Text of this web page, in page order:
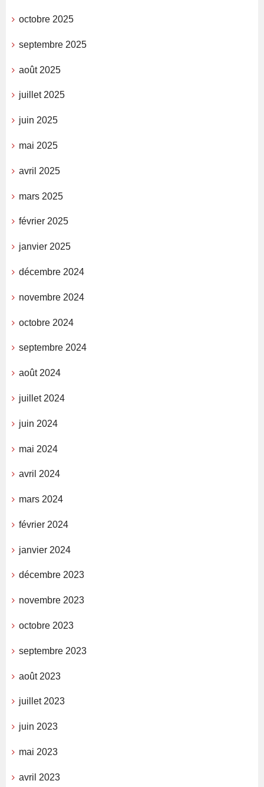
octobre 2025
septembre 2025
août 2025
juillet 2025
juin 2025
mai 2025
avril 2025
mars 2025
février 2025
janvier 2025
décembre 2024
novembre 2024
octobre 2024
septembre 2024
août 2024
juillet 2024
juin 2024
mai 2024
avril 2024
mars 2024
février 2024
janvier 2024
décembre 2023
novembre 2023
octobre 2023
septembre 2023
août 2023
juillet 2023
juin 2023
mai 2023
avril 2023